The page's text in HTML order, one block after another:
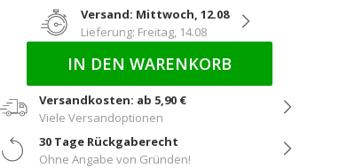
Versand: Mittwoch, 12.08
Lieferung: Freitag, 14.08
IN DEN WARENKORB
Versandkosten: ab 5,90 €
Viele Versandoptionen
30 Tage Rückgaberecht
Ohne Angabe von Gründen!